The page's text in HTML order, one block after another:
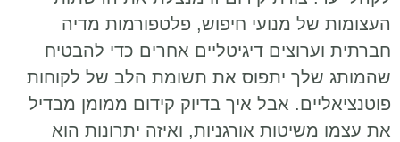
העצומות של מנועי חיפוש, פלטפורמות מדיה
חברתית וערוצים דיגיטליים אחרים כדי להבטיח
שהמותג שלך יתפוס את תשומת הלב של לקוחות
פוטנציאליים. אבל איך בדיוק קידום ממומן מבדיל
את עצמו משיטות אורגניות, ואיזה יתרונות הוא